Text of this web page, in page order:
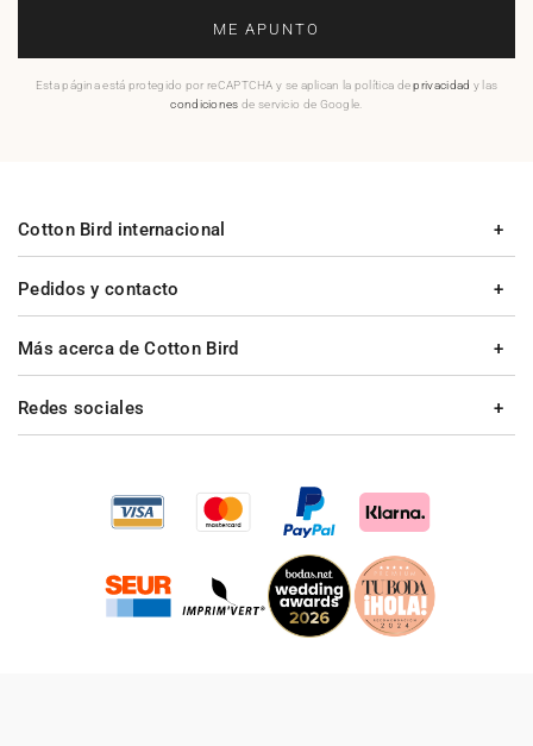
ME APUNTO
Esta página está protegido por reCAPTCHA y se aplican la política deprivacidad y las
condiciones de servicio de Google.
Pedidos y contacto
Más acerca de Cotton Bird
Cotton Bird internacional
Redes sociales